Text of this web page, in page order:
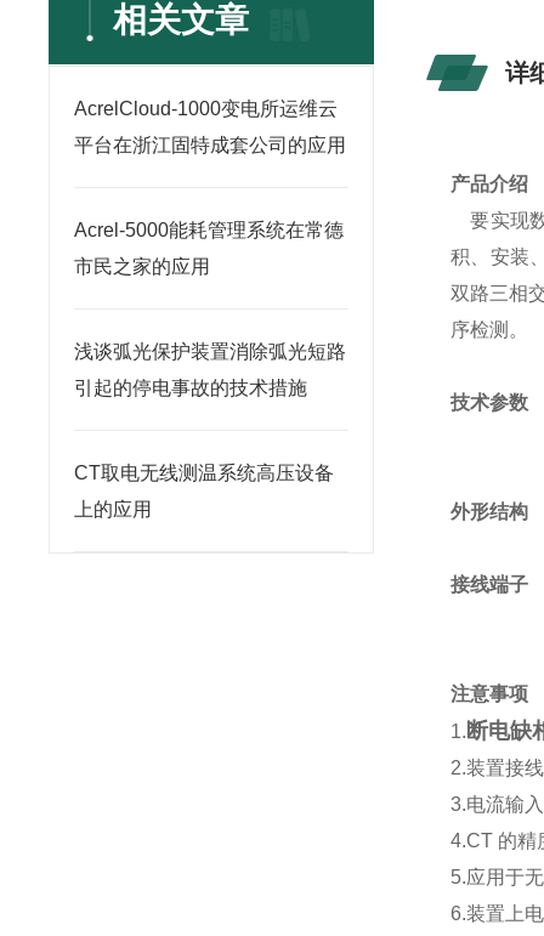
详
产品介绍
要实现
积、安装
双路三相
序检测。
技术参数
外
接线端子
注意事项
1. 断电缺
2.装置接
3.电流输
4.CT 的精
5.应用于
6.装置上
相关文章
AcrelCloud-1000变电所运维云
平台在浙江固特成套公司的应用
Acrel-5000能耗管理系统在常德
市民之家的应用
浅谈弧光保护装置消除弧光短路
引起的停电事故的技术措施
CT取电无线测温系统高压设备
上的应用